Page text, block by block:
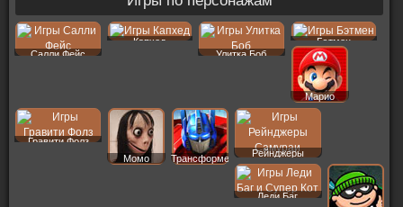
Салли Фейс
Капхед
Улитка Боб
Бэтмен
Марио
Гравити Фолз
Момо
Трансформеры
Рейнджеры
Леди Баг